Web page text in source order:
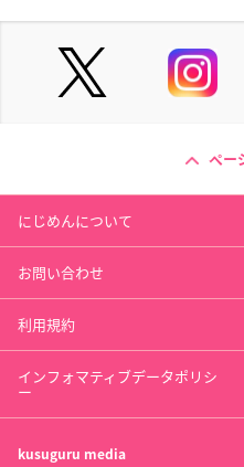
ペー
にじめんについて
お問い合わせ
利用規約
インフォマティブデータポリシ
ー
kusuguru media